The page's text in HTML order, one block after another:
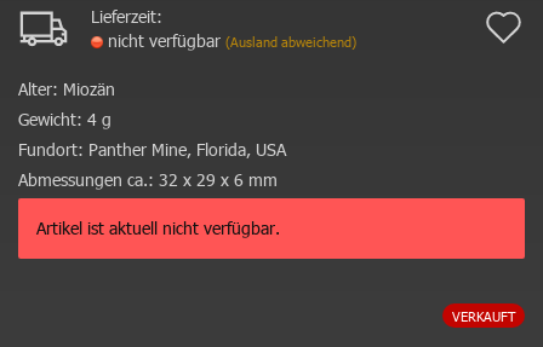
Lieferzeit:
nicht verfügbar (Ausland abweichend)
Alter: Miozän
Gewicht: 4 g
Fundort: Panther Mine, Florida, USA
Abmessungen ca.: 32 x 29 x 6 mm
Artikel ist aktuell nicht verfügbar.
VERKAUFT